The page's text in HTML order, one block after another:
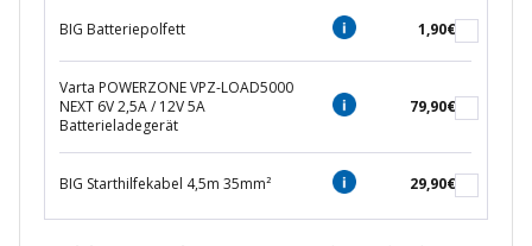
BIG Batteriepolfett 1,90€
Varta POWERZONE VPZ-LOAD5000
NEXT 6V 2,5A / 12V 5A
Batterieladegerät
79,90€
BIG Starthilfekabel 4,5m 35mm² 29,90€